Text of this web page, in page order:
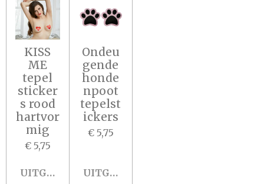
KISS
ME
tepel
sticker
s rood
hartvor
mig
€ 5,75
UITGESCHAKELD
Ondeu
gende
honde
npoot
tepelst
ickers
€ 5,75
UITGESCHAKELD